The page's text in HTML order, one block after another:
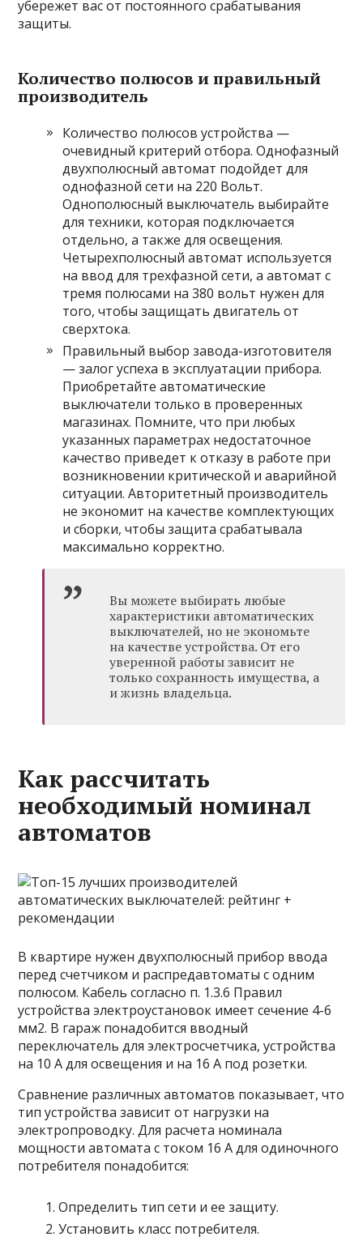
убережет вас от постоянного срабатывания
защиты.
Количество полюсов и правильный
производитель
Количество полюсов устройства —
очевидный критерий отбора. Однофазный
двухполюсный автомат подойдет для
однофазной сети на 220 Вольт.
Однополюсный выключатель выбирайте
для техники, которая подключается
отдельно, а также для освещения.
Четырехполюсный автомат используется
на ввод для трехфазной сети, а автомат с
тремя полюсами на 380 вольт нужен для
того, чтобы защищать двигатель от
сверхтока.
Правильный выбор завода-изготовителя
— залог успеха в эксплуатации прибора.
Приобретайте автоматические
выключатели только в проверенных
магазинах. Помните, что при любых
указанных параметрах недостаточное
качество приведет к отказу в работе при
возникновении критической и аварийной
ситуации. Авторитетный производитель
не экономит на качестве комплектующих
и сборки, чтобы защита срабатывала
максимально корректно.
Вы можете выбирать любые
характеристики автоматических
выключателей, но не экономьте
на качестве устройства. От его
уверенной работы зависит не
только сохранность имущества, а
и жизнь владельца.
Как рассчитать
необходимый номинал
автоматов
В квартире нужен двухполюсный прибор ввода
перед счетчиком и распредавтоматы с одним
полюсом. Кабель согласно п. 1.3.6 Правил
устройства электроустановок имеет сечение 4-6
мм2. В гараж понадобится вводный
переключатель для электросчетчика, устройства
на 10 А для освещения и на 16 А под розетки.
Сравнение различных автоматов показывает, что
тип устройства зависит от нагрузки на
электропроводку. Для расчета номинала
мощности автомата с током 16 А для одиночного
потребителя понадобится:
Определить тип сети и ее защиту.
Установить класс потребителя.